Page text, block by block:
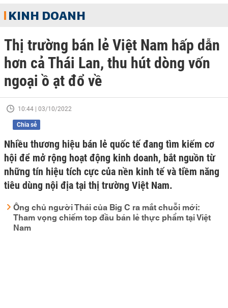
KINH DOANH
Thị trường bán lẻ Việt Nam hấp dẫn
hơn cả Thái Lan, thu hút dòng vốn
ngoại ồ ạt đổ về
10:44 | 03/10/2022
Chia sẻ
Nhiều thương hiệu bán lẻ quốc tế đang tìm kiếm cơ
hội để mở rộng hoạt động kinh doanh, bắt nguồn từ
những tín hiệu tích cực của nền kinh tế và tiềm năng
tiêu dùng nội địa tại thị trường Việt Nam.
Ông chủ người Thái của Big C ra mắt chuỗi mới:
Tham vọng chiếm top đầu bán lẻ thực phẩm tại Việt
Nam